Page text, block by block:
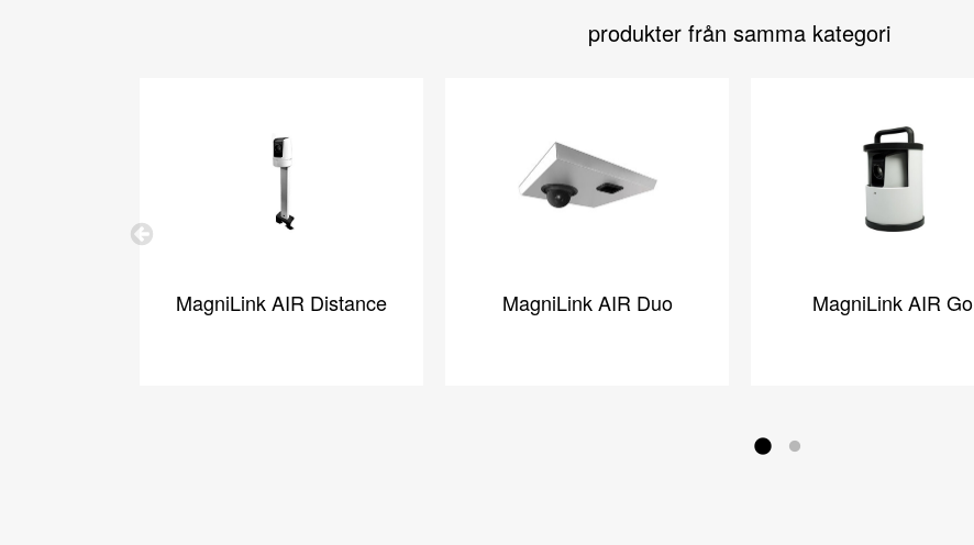
produkter från samma kategori
Previous
MagniLink AIR Distance MagniLink AIR Duo MagniLink AIR Go